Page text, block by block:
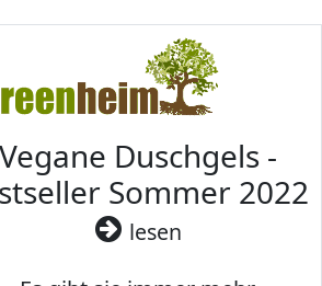
Vegane Duschgels -
Sommer 2022
lesen